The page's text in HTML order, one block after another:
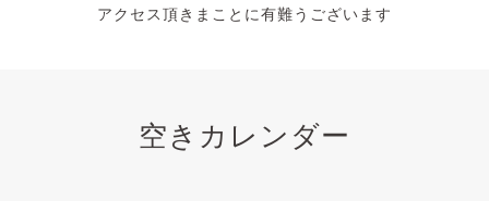
アクセス頂きまことに有難うございます
空きカレンダー